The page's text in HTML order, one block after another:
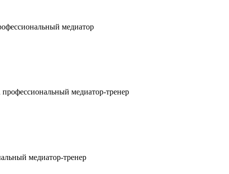
медиатор
медиатор-тренер
медиатор-тренер